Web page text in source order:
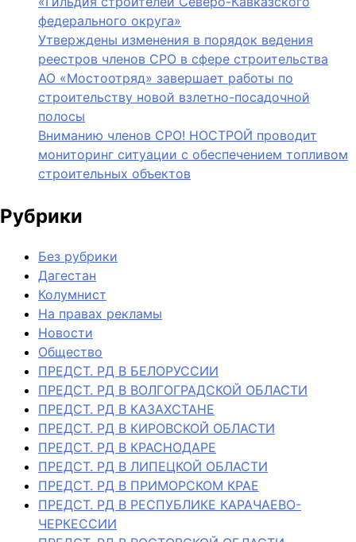
федерального округа»
Утверждены изменения в порядок ведения
реестров членов СРО в сфере строительства
АО «Мостоотряд» завершает работы по
строительству новой взлетно-посадочной
полосы
Вниманию членов СРО! НОСТРОЙ проводит
мониторинг ситуации с обеспечением топливом
строительных объектов
Рубрики
Без рубрики
Дагестан
Колумнист
На правах рекламы
Новости
Общество
ПРЕДСТ. РД В БЕЛОРУССИИ
ПРЕДСТ. РД В ВОЛГОГРАДСКОЙ ОБЛАСТИ
ПРЕДСТ. РД В КАЗАХСТАНЕ
ПРЕДСТ. РД В КИРОВСКОЙ ОБЛАСТИ
ПРЕДСТ. РД В КРАСНОДАРЕ
ПРЕДСТ. РД В ЛИПЕЦКОЙ ОБЛАСТИ
ПРЕДСТ. РД В ПРИМОРСКОМ КРАЕ
ПРЕДСТ. РД В РЕСПУБЛИКЕ КАРАЧАЕВО-
ЧЕРКЕССИИ